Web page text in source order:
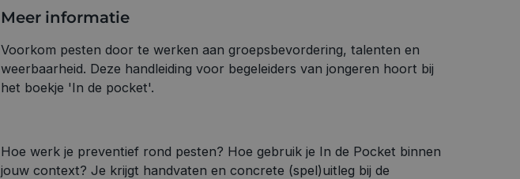
Meer informatie
Voorkom pesten door te werken aan groepsbevordering, talenten en
weerbaarheid. Deze handleiding voor begeleiders van jongeren hoort bij
het boekje 'In de pocket'.
Hoe werk je preventief rond pesten? Hoe gebruik je In de Pocket binnen
jouw context? Je krijgt handvaten en concrete (spel)uitleg bij de